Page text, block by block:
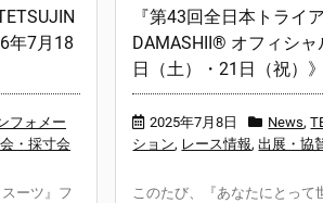
年7月18
フォメー
・採寸会
ーツ』フ
『第43回全日本トライ
DAMASHII® オフィシ
日（土）・21日（祝）》
2025年7月8日 News,
ション, レース情報,出展・協
このたび、『あなたにとって